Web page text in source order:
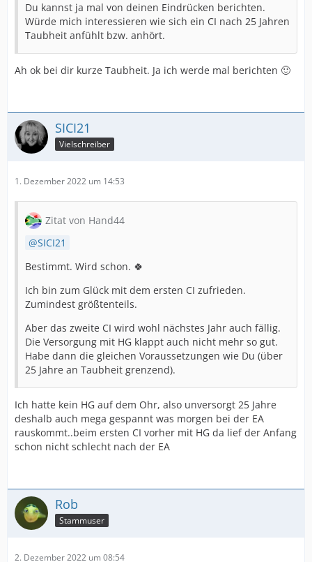
Du kannst ja mal von deinen Eindrücken berichten.
Würde mich interessieren wie sich ein CI nach 25 Jahren
Taubheit anfühlt bzw. anhört.
Ah ok bei dir kurze Taubheit. Ja ich werde mal berichten 🙂
SICI21
Vielschreiber
1. Dezember 2022 um 14:53
Zitat von Hand44
SICI21
Bestimmt. Wird schon. 🍀
Ich bin zum Glück mit dem ersten CI zufrieden.
Zumindest größtenteils.
Aber das zweite CI wird wohl nächstes Jahr auch fällig.
Die Versorgung mit HG klappt auch nicht mehr so gut.
Habe dann die gleichen Voraussetzungen wie Du (über
25 Jahre an Taubheit grenzend).
Ich hatte kein HG auf dem Ohr, also unversorgt 25 Jahre
deshalb auch mega gespannt was morgen bei der EA
rauskommt..beim ersten CI vorher mit HG da lief der Anfang
schon nicht schlecht nach der EA
Rob
Stammuser
2. Dezember 2022 um 08:54